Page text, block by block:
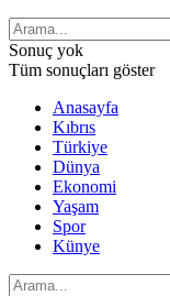
Sonuç yok
Tüm sonuçları göster
Anasayfa
Kıbrıs
Türkiye
Dünya
Ekonomi
Yaşam
Spor
Künye